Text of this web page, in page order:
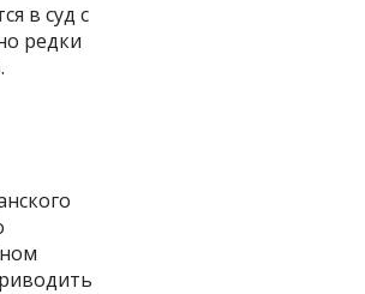
в суд с
редки